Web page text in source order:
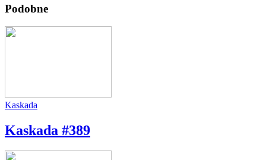
Podobne
Kaskada
Kaskada #389